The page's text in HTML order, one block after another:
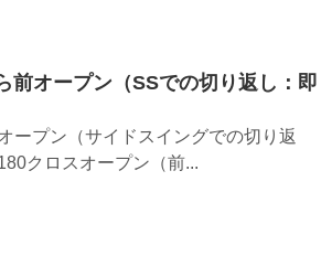
前オープン（SSでの切り返し：即
ープン（サイドスイングでの切り返
クロスオープン（前...